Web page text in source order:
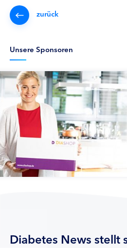
zurück
Unsere Sponsoren
Diabetes News stellt